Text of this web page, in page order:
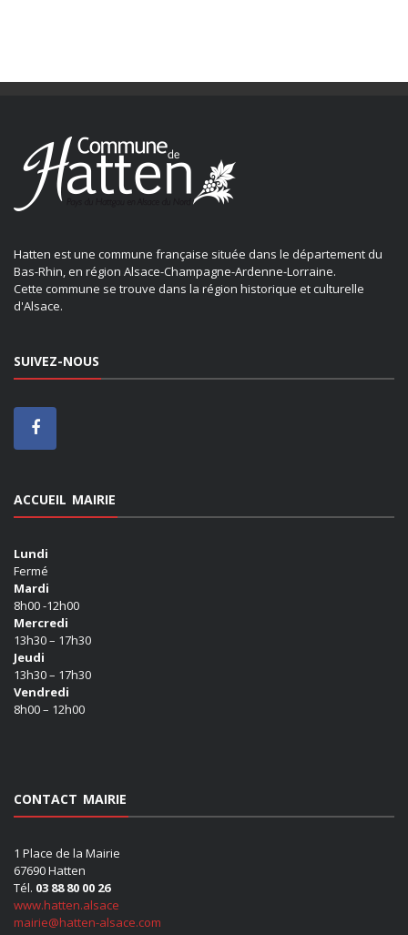
Hatten est une commune française située dans le département du
Bas-Rhin, en région Alsace-Champagne-Ardenne-Lorraine.
Cette commune se trouve dans la région historique et culturelle
d'Alsace.
SUIVEZ-NOUS
ACCUEIL MAIRIE
Lundi
Fermé
Mardi
8h00 -12h00
Mercredi
13h30 – 17h30
Jeudi
13h30 – 17h30
Vendredi
8h00 – 12h00
CONTACT MAIRIE
1 Place de la Mairie
67690 Hatten
Tél. 03 88 80 00 26
www.hatten.alsace
mairie@hatten-alsace.com